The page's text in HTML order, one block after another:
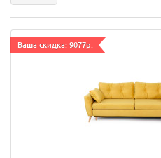
Ваша скидка: 9077р.